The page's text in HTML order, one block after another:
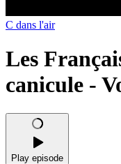
C dans l'air
Les
canicule -
Play episode